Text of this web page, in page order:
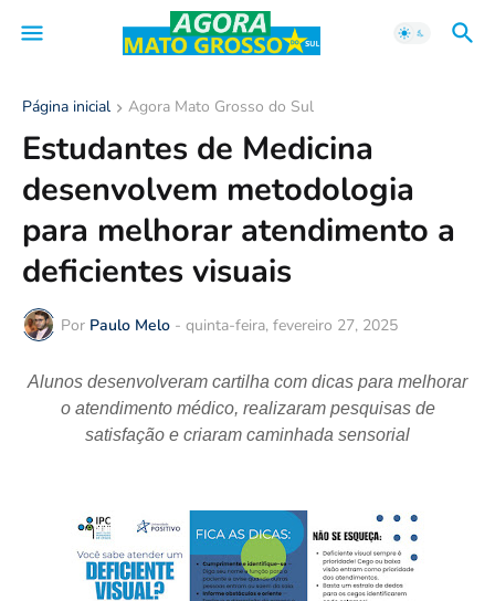
Página inicial Agora Mato Grosso do Sul
Estudantes de Medicina
desenvolvem metodologia
para melhorar atendimento a
deficientes visuais
Por Paulo Melo - quinta-feira, fevereiro 27, 2025
Alunos desenvolveram cartilha com dicas para melhorar
o atendimento médico, realizaram pesquisas de
satisfação e criaram caminhada sensorial